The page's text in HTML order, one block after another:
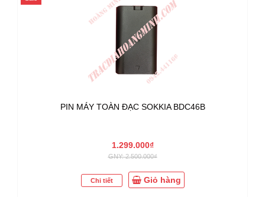
PIN MÁY TOÀN ĐẠC SOKKIA BDC46B
1.299.000₫
GNY: 2.500.000₫
Chi tiết Giỏ hàng